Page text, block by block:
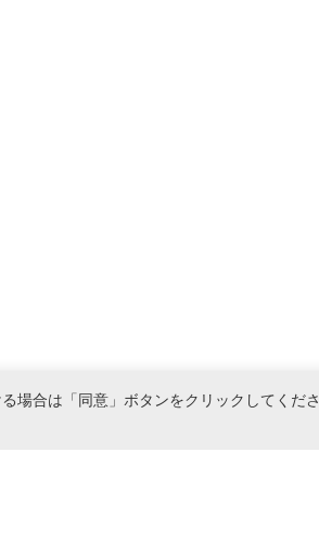
場合は「同意」ボタンをクリックしてくださ